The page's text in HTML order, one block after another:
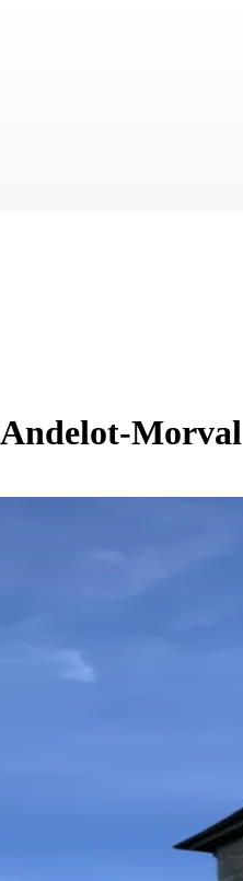
Morval